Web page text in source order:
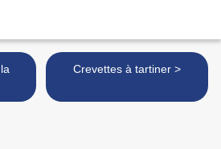
Crevettes à tartiner >